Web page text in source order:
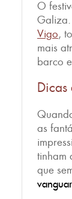
O
Vigo,
mais
barco
as
tinham
que